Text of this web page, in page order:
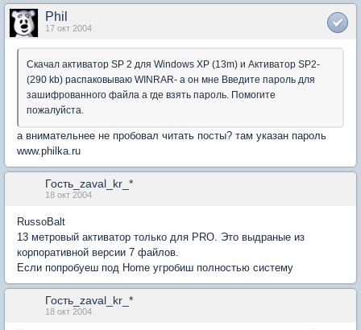
Phil
17 окт 2004
Скачал активатор SP 2 для Windows XP (13m) и Активатор SP2-
(290 kb) распаковываю WINRAR- а он мне Введите пароль для
зашифрованного файла а где взять пароль. Помогите
пожалуйста.
а внимательнее не пробовал читать посты? там указан пароль
www.philka.ru
Гость_zaval_kr_*
18 окт 2004
RussoBalt
13 метровый активатор только для PRO. Это выдраные из
корпоративной версии 7 файлов.
Если попробуеш под Home угробиш полностью систему
Гость_zaval_kr_*
18 окт 2004